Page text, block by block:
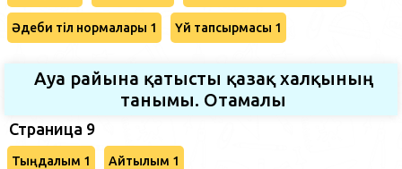
Әдеби тіл нормалары 1 Үй тапсырмасы 1
Ауа райына қатысты қазақ халқының
танымы. Отамалы
Страница 9
Тыңдалым 1 Айтылым 1